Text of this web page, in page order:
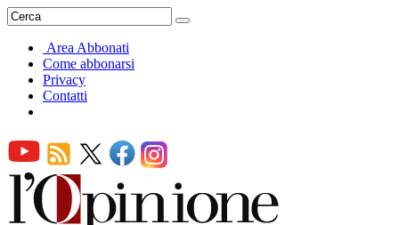
Area Abbonati
Come abbonarsi
Privacy
Contatti